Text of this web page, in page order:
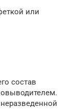
или
состав